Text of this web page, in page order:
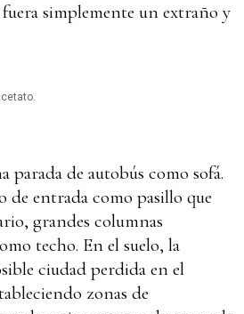
simplemente un extraño y
de autobús como sofá.
entrada como pasillo que
grandes columnas
techo. En el suelo, la
ciudad perdida en el
zonas de